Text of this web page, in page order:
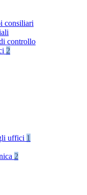
consiliari
controllo
2
uffici 1
2